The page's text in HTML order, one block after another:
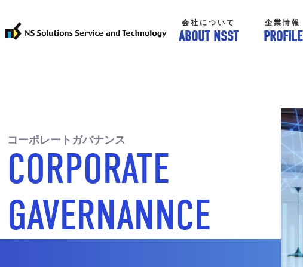
会社について
ABOUT NSST
企業情報
PROFILE
コーポレートガバナンス
CORPORATE
GAVERNANNCE